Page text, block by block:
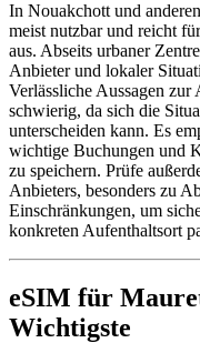
In Nouakchott und
meist nutzbar und reicht
aus. Abseits urbaner
Anbieter und lokaler
Verlässliche Aussagen
schwierig, da sich die
unterscheiden kann. Es
wichtige Buchungen und
zu speichern. Prüfe
Anbieters, besonders zu
Einschränkungen, um
konkreten Aufenthaltsort
eSIM für
Wichtigste